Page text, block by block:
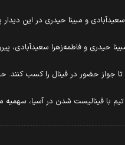
و مبینا حیدری در این
حیدری و فاطمه‌زهرا سعیدآبادی،
تا جواز حضور در فینال را کسب
با فینالیست شدن در آسیا،